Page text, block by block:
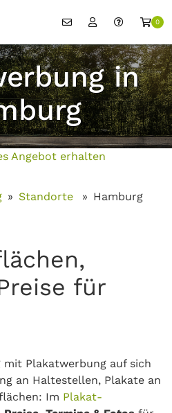
0
in
Angebot erhalten
Standorte Hamburg
für
mit Plakatwerbung auf sich
an Haltestellen, Plakate an
Im Plakat-